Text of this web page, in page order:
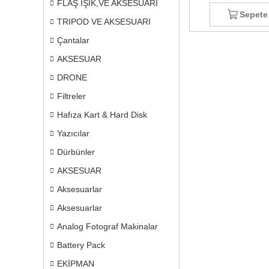
FLAŞ IŞIK,VE AKSESUARI
TRIPOD VE AKSESUARI
Çantalar
AKSESUAR
DRONE
Filtreler
Hafıza Kart & Hard Disk
Yazıcılar
Dürbünler
AKSESUAR
Aksesuarlar
Aksesuarlar
Analog Fotograf Makinalar
Battery Pack
EKİPMAN